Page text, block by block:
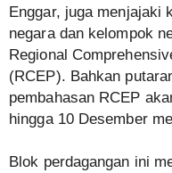
Enggar, juga menjajaki
negara dan kelompok
Regional
(RCEP). Bahkan
pembahasan RCEP
hingga 10 Desember
Blok perdagangan ini